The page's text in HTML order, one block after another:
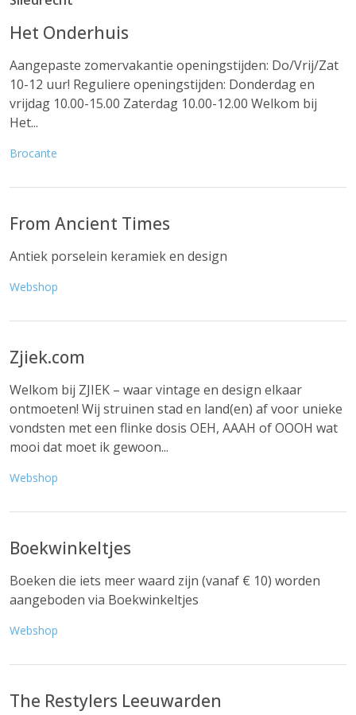
Het Onderhuis
Aangepaste zomervakantie openingstijden: Do/Vrij/Zat
10-12 uur! Reguliere openingstijden: Donderdag en
vrijdag 10.00-15.00 Zaterdag 10.00-12.00 Welkom bij
Het...
Brocante
From Ancient Times
Antiek porselein keramiek en design
Webshop
Zjiek.com
Welkom bij ZJIEK – waar vintage en design elkaar
ontmoeten! Wij struinen stad en land(en) af voor unieke
vondsten met een flinke dosis OEH, AAAH of OOOH wat
mooi dat moet ik gewoon...
Webshop
Boekwinkeltjes
Boeken die iets meer waard zijn (vanaf € 10) worden
aangeboden via Boekwinkeltjes
Webshop
The Restylers Leeuwarden